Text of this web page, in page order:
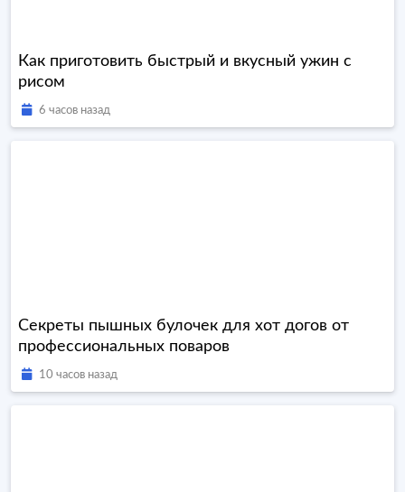
Как приготовить быстрый и вкусный ужин с
рисом
6 часов назад
Секреты пышных булочек для хот догов от
профессиональных поваров
10 часов назад